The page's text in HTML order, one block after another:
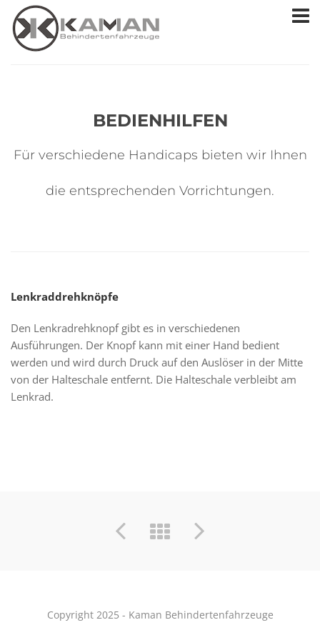
BEDIENHILFEN
Für verschiedene Handicaps bieten wir Ihnen
die entsprechenden Vorrichtungen.
Lenkraddrehknöpfe
Den Lenkradrehknopf gibt es in verschiedenen
Ausführungen. Der Knopf kann mit einer Hand bedient
werden und wird durch Druck auf den Auslöser in der Mitte
von der Halteschale entfernt. Die Halteschale verbleibt am
Lenkrad.
Copyright 2025 - Kaman Behindertenfahrzeuge